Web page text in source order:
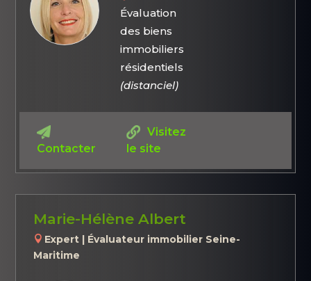
Évaluation
des biens
immobiliers
résidentiels
(distanciel)
Contacter
Visitez
le site
Marie-Hélène Albert
Expert | Évaluateur immobilier Seine-
Maritime